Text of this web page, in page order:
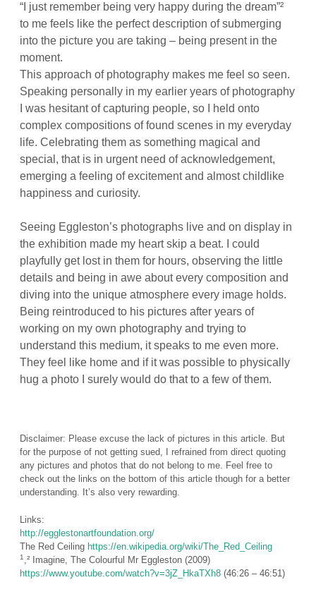
“I just remember being very happy during the dream”²
to me feels like the perfect description of submerging
into the picture you are taking – being present in the
moment.
This approach of photography makes me feel so seen.
Speaking personally in my earlier years of photography
I was hesitant of capturing people, so I held onto
complex compositions of found scenes in my everyday
life. Celebrating them as something magical and
special, that is in urgent need of acknowledgement,
emerging a feeling of excitement and almost childlike
happiness and curiosity.
Seeing Eggleston’s photographs live and on display in
the exhibition made my heart skip a beat. I could
playfully get lost in them for hours, observing the little
details and being in awe about every composition and
diving into the unique atmosphere every image holds.
Being reintroduced to his pictures after years of
working on my own photography and trying to
understand this medium, it speaks to me even more.
They feel like home and if it was possible to physically
hug a photo I surely would do that to a few of them.
Disclaimer: Please excuse the lack of pictures in this article. But
for the purpose of not getting sued, I refrained from direct quoting
any pictures and photos that do not belong to me. Feel free to
check out the links on the bottom of this article though for a better
understanding. It’s also very rewarding.
Links:
http://egglestonartfoundation.org/
The Red Ceiling https://en.wikipedia.org/wiki/The_Red_Ceiling
1 ,² Imagine, The Colourful Mr Eggleston (2009)
https://www.youtube.com/watch?v=3jZ_HkaTXh8 (46:26 – 46:51)